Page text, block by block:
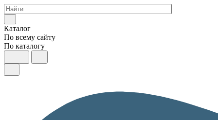
Каталог
По всему сайту
По каталогу